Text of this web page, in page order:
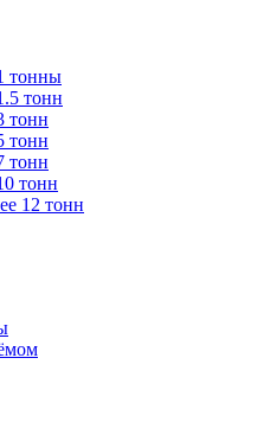
тонны
тонн
тонн
тонн
тонн
тонн
12 тонн